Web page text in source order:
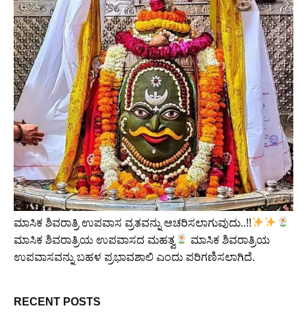
ಮಾಸಿಕ ಶಿವರಾತ್ರಿ ಉಪವಾಸ ವ್ರತವನ್ನು ಆಚರಿಸಲಾಗುವುದು..!!
ಮಾಸಿಕ ಶಿವರಾತ್ರಿಯ ಉಪವಾಸದ ಮಹತ್ವ
ಮಾಸಿಕ ಶಿವರಾತ್ರಿಯ
ಉಪವಾಸವನ್ನು ಬಹಳ ಪ್ರಭಾವಶಾಲಿ ಎಂದು ಪರಿಗಣಿಸಲಾಗಿದೆ.
RECENT POSTS